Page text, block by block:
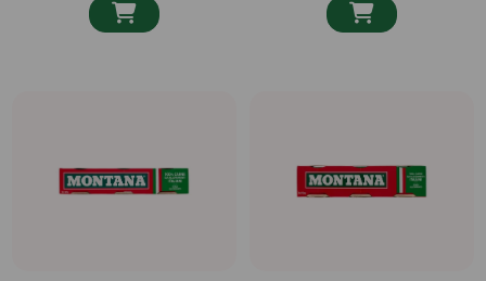
 